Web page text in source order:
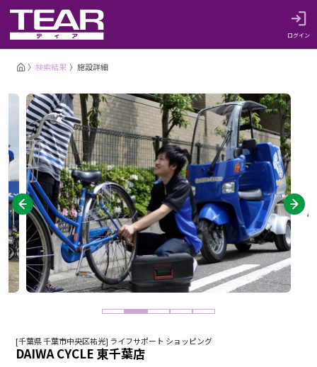
ログイン
検索結果 施設詳細
[千葉県 千葉市中央区祐光] ライフサポート ショッピング
DAIWA CYCLE 東千葉店